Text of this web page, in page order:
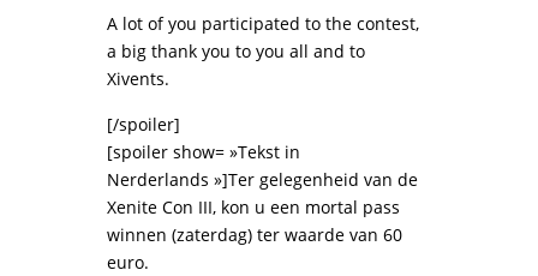
A lot of you participated to the contest,
a big thank you to you all and to
Xivents.
[/spoiler]
[spoiler show= »Tekst in
Nerderlands »]Ter gelegenheid van de
Xenite Con III, kon u een mortal pass
winnen (zaterdag) ter waarde van 60
euro.